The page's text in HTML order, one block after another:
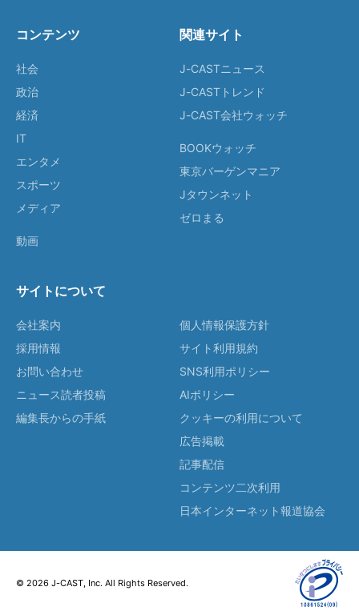
コンテンツ
社会
政治
経済
IT
エンタメ
スポーツ
メディア
動画
関連サイト
J-CASTニュース
J-CASTトレンド
J-CAST会社ウォッチ
BOOKウォッチ
東京バーゲンマニア
Jタウンネット
ゼロまる
サイトについて
会社案内
採用情報
お問い合わせ
ニュース読者投稿
編集長からの手紙
個人情報保護方針
サイト利用規約
SNS利用ポリシー
AIポリシー
クッキーの利用について
広告掲載
記事配信
コンテンツ二次利用
日本インターネット報道協会
© 2026 J-CAST, Inc. All Rights Reserved.